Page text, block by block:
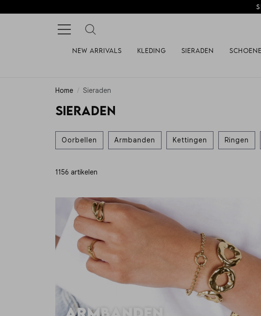
New arrivals Kleding Sieraden
Home Sieraden
SIERADEN
Oorbellen Armbanden Kettingen Ringen
1156 artikelen